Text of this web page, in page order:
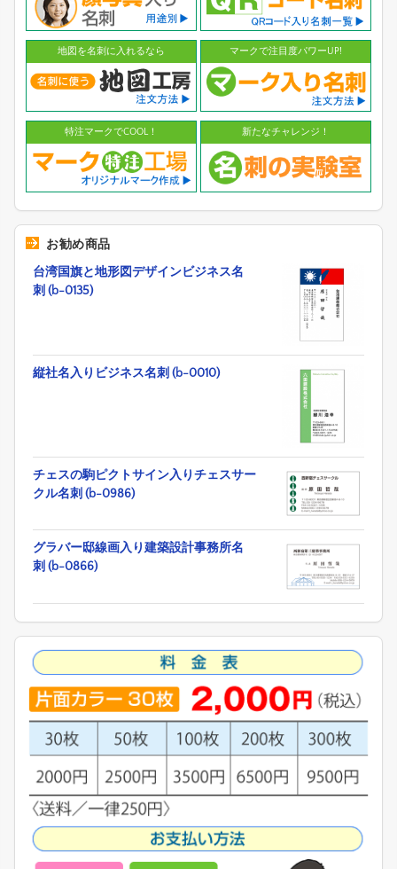
地図を名刺に入れるなら マークで注目度パワーUP!
特注マークでCOOL！ 新たなチャレンジ！
お勧め商品
台湾国旗と地形図デザインビジネス名
刺 (b-0135)
縦社名入りビジネス名刺 (b-0010)
チェスの駒ピクトサイン入りチェスサー
クル名刺 (b-0986)
グラバー邸線画入り建築設計事務所名
刺 (b-0866)